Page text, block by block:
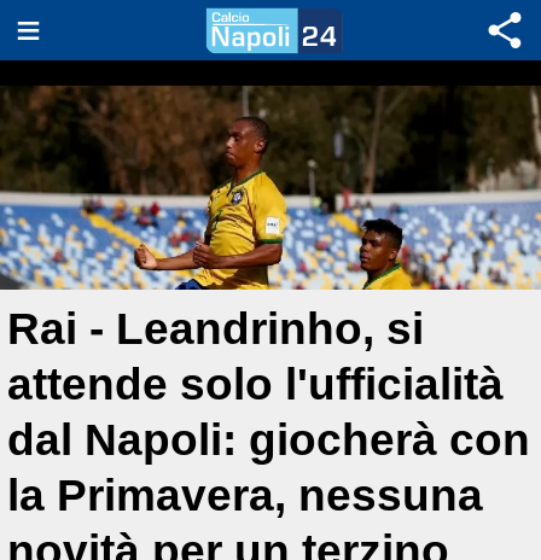
Rai - Leandrinho, si
attende solo l'ufficialità
dal Napoli: giocherà con
la Primavera, nessuna